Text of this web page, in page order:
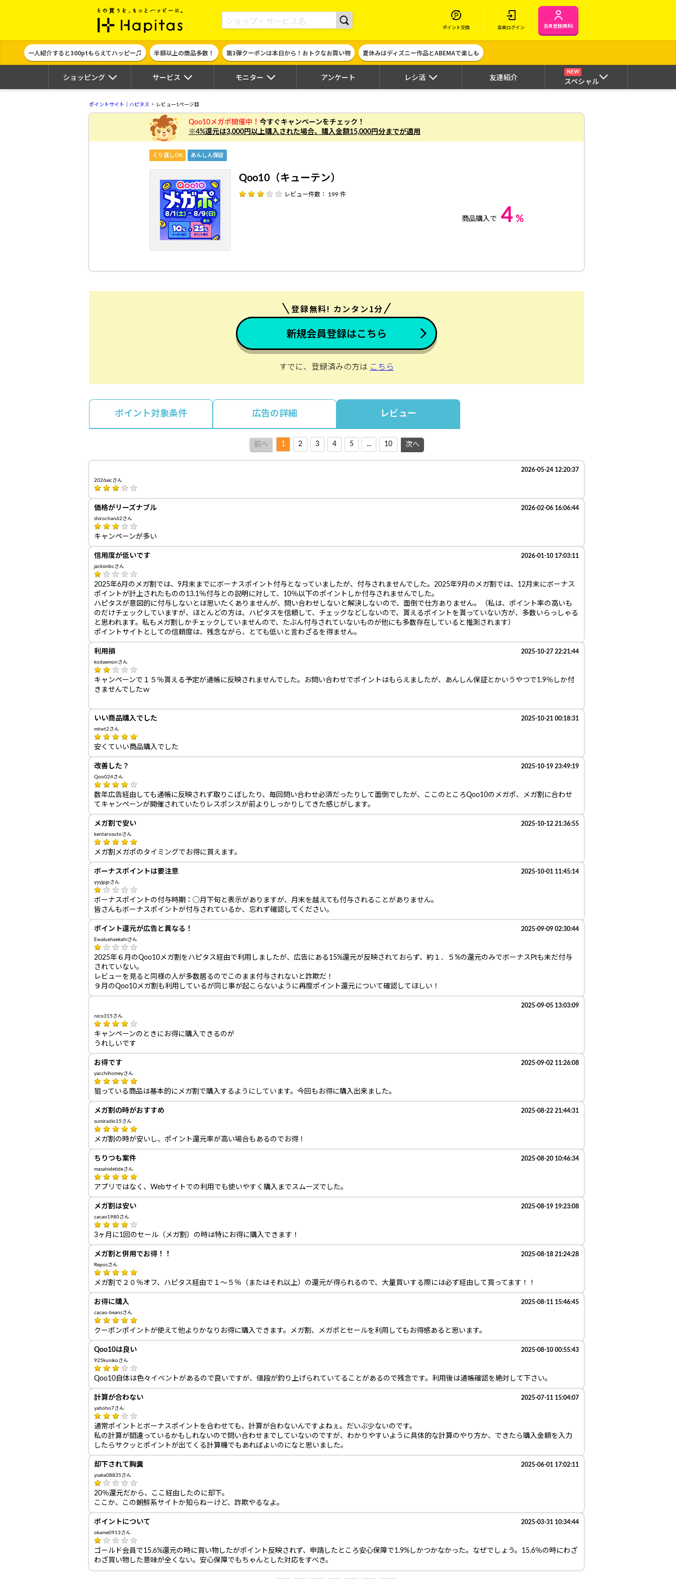
ポイント貯めて現金やギフト券に交換できるポイントサイト | ハピタス
ポイント交換 会員ログイン 会員登録(無料)
一人紹介すると300ptもらえてハッピー♫ 半額以上の商品多数！ 第3弾クーポンは本日から！おトクなお買い物 夏休みはディズニー作品とABEMAで楽しも
ショッピング サービス モニター アンケート レシ活 友達紹介
NEW
スペシャル
ポイントサイト｜ハピタス レビュー1ページ目
Qoo10メガポ開催中！ 今すぐキャンペーンをチェック！
※4%還元は3,000円以上購入された場合、 購入金額15,000円分までが適用
くり返しOK あんしん保証
Qoo10（キューテン）
レビュー件数： 199 件
商品購入で 4 %
登録無料! カンタン1分
新規会員登録はこちら
すでに、登録済みの方は こちら
ポイント対象条件 広告の詳細 レビュー
前へ 1 2 3 4 5 ... 10 次へ
2026-05-24 12:20:37
2026aicさん
価格がリーズナブル 2026-02-06 16:06:44
shirochan62さん
キャンペーンが多い
信用度が低いです 2026-01-10 17:03:11
jacksmbcさん
2025年6月のメガ割では、9月末までにボーナスポイント付与となっていましたが、付与されませんでした。2025年9月のメガ割では、12月末にボーナス
ポイントが計上されたものの13.1％付与との説明に対して、10％以下のポイントしか付与されませんでした。
ハピタスが意図的に付与しないとは思いたくありませんが、問い合わせしないと解決しないので、面倒で仕方ありません。（私は、ポイント率の高いも
のだけチェックしていますが、ほとんどの方は、ハピタスを信頼して、チェックなどしないので、貰えるポイントを貰っていない方が、多数いらっしゃる
と思われます。私もメガ割しかチェックしていませんので、たぶん付与されていないものが他にも多数存在していると推測されます）
ポイントサイトとしての信頼度は、残念ながら、とても低いと言わざるを得ません。
利用損 2025-10-27 22:21:44
kodaemonさん
キャンペーンで１５％貰える予定が通帳に反映されませんでした。お問い合わせでポイントはもらえましたが、あんしん保証とかいうやつで1.9％しか付
きませんでしたｗ
いい商品購入でした 2025-10-21 00:18:31
mtwt2さん
安くていい商品購入でした
改善した？ 2025-10-19 23:49:19
Qoo024さん
数年広告経由しても通帳に反映されず取りこぼしたり、毎回問い合わせ必須だったりして面倒でしたが、ここのところQoo10のメガポ、メガ割に合わせ
てキャンペーンが開催されていたりレスポンスが前よりしっかりしてきた感じがします。
メガ割で安い 2025-10-12 21:36:55
kentarosutoさん
メガ割メガポのタイミングでお得に買えます。
ボーナスポイントは要注意 2025-10-01 11:45:14
yyyjpjpさん
ボーナスポイントの付与時期：◯月下旬と表示がありますが、月末を越えても付与されることがありません。
皆さんもボーナスポイントが付与されているか、忘れず確認してください。
ポイント還元が広告と異なる！ 2025-09-09 02:30:44
Ewaluehaekahiさん
2025年６月のQoo10メガ割をハピタス経由で利用しましたが、広告にある15%還元が反映されておらず、約１．５%の還元のみでボーナスPtも未だ付与
されていない。
レビューを見ると同様の人が多数居るのでこのまま付与されないと詐欺だ！
９月のQoo10メガ割も利用しているが同じ事が起こらないように再度ポイント還元について確認してほしい！
2025-09-05 13:03:09
nico315さん
キャンペーンのときにお得に購入できるのが
うれしいです
お得です 2025-09-02 11:26:08
yacchihomeyさん
狙っている商品は基本的にメガ割で購入するようにしています。今回もお得に購入出来ました。
メガ割の時がおすすめ 2025-08-22 21:44:31
sumiradio15さん
メガ割の時が安いし、ポイント還元率が高い場合もあるのでお得！
ちりつも案件 2025-08-20 10:46:34
masahidetideさん
アプリではなく、Webサイトでの利用でも使いやすく購入までスムーズでした。
メガ割は安い 2025-08-19 19:23:08
cacao1980さん
3ヶ月に1回のセール（メガ割）の時は特にお得に購入できます！
メガ割と併用でお得！！ 2025-08-18 21:24:28
Reposさん
メガ割で２０％オフ、ハピタス経由で１〜５％（またはそれ以上）の還元が得られるので、大量買いする際には必ず経由して買ってます！！
お得に購入 2025-08-11 15:46:45
cacao-beansさん
クーポンポイントが使えて他よりかなりお得に購入できます。メガ割、メガポとセールを利用してもお得感あると思います。
Qoo10は良い 2025-08-10 00:55:43
925kunikoさん
Qoo10自体は色々イベントがあるので良いですが、値段が釣り上げられていてることがあるので残念です。利用後は通帳確認を絶対して下さい。
計算が合わない 2025-07-11 15:04:07
yahoho7さん
通常ポイントとボーナスポイントを合わせても、計算が合わないんですよねぇ。だいぶ少ないのです。
私の計算が間違っているかもしれないので問い合わせまでしていないのですが、わかりやすいように具体的な計算のやり方か、できたら購入金額を入力
したらサクッとポイントが出てくる計算機でもあればよいのになと思いました。
却下されて胸糞 2025-06-01 17:02:11
ysaka08835さん
20％還元だから、ここ経由したのに却下。
ここか、この朝鮮系サイトか知らねーけど、詐欺やるなよ。
ポイントについて 2025-03-31 10:34:44
okame0913さん
ゴールド会員で15.6%還元の時に買い物したがポイント反映されず、申請したところ安心保障で1.9%しかつかなかった。なぜでしょう。15.6％の時にわざ
わざ買い物した意味が全くない。安心保障でもちゃんとした対応をすべき。